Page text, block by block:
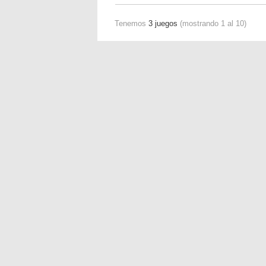
Tenemos 3 juegos (mostrando 1 al 10)